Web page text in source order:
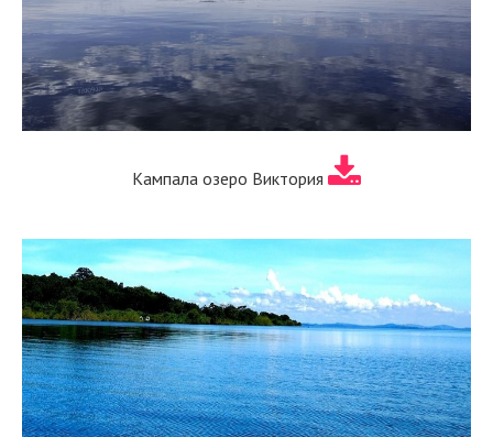
Кампала озеро Виктория